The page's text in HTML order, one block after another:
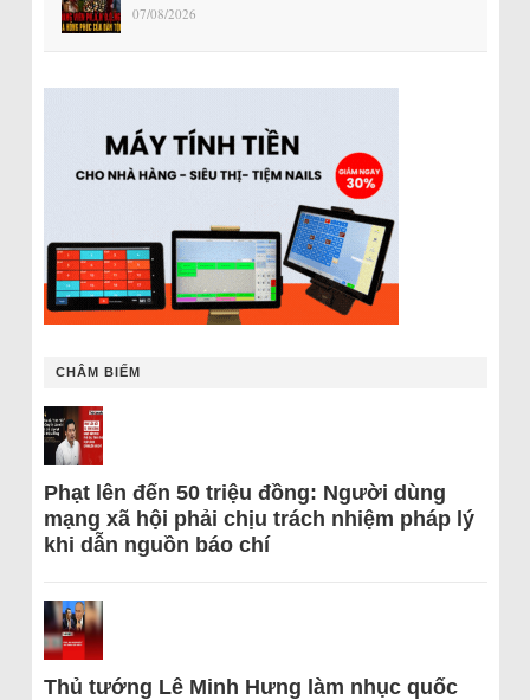
07/08/2026
CHÂM BIẾM
Phạt lên đến 50 triệu đồng: Người dùng
mạng xã hội phải chịu trách nhiệm pháp lý
khi dẫn nguồn báo chí
Thủ tướng Lê Minh Hưng làm nhục quốc